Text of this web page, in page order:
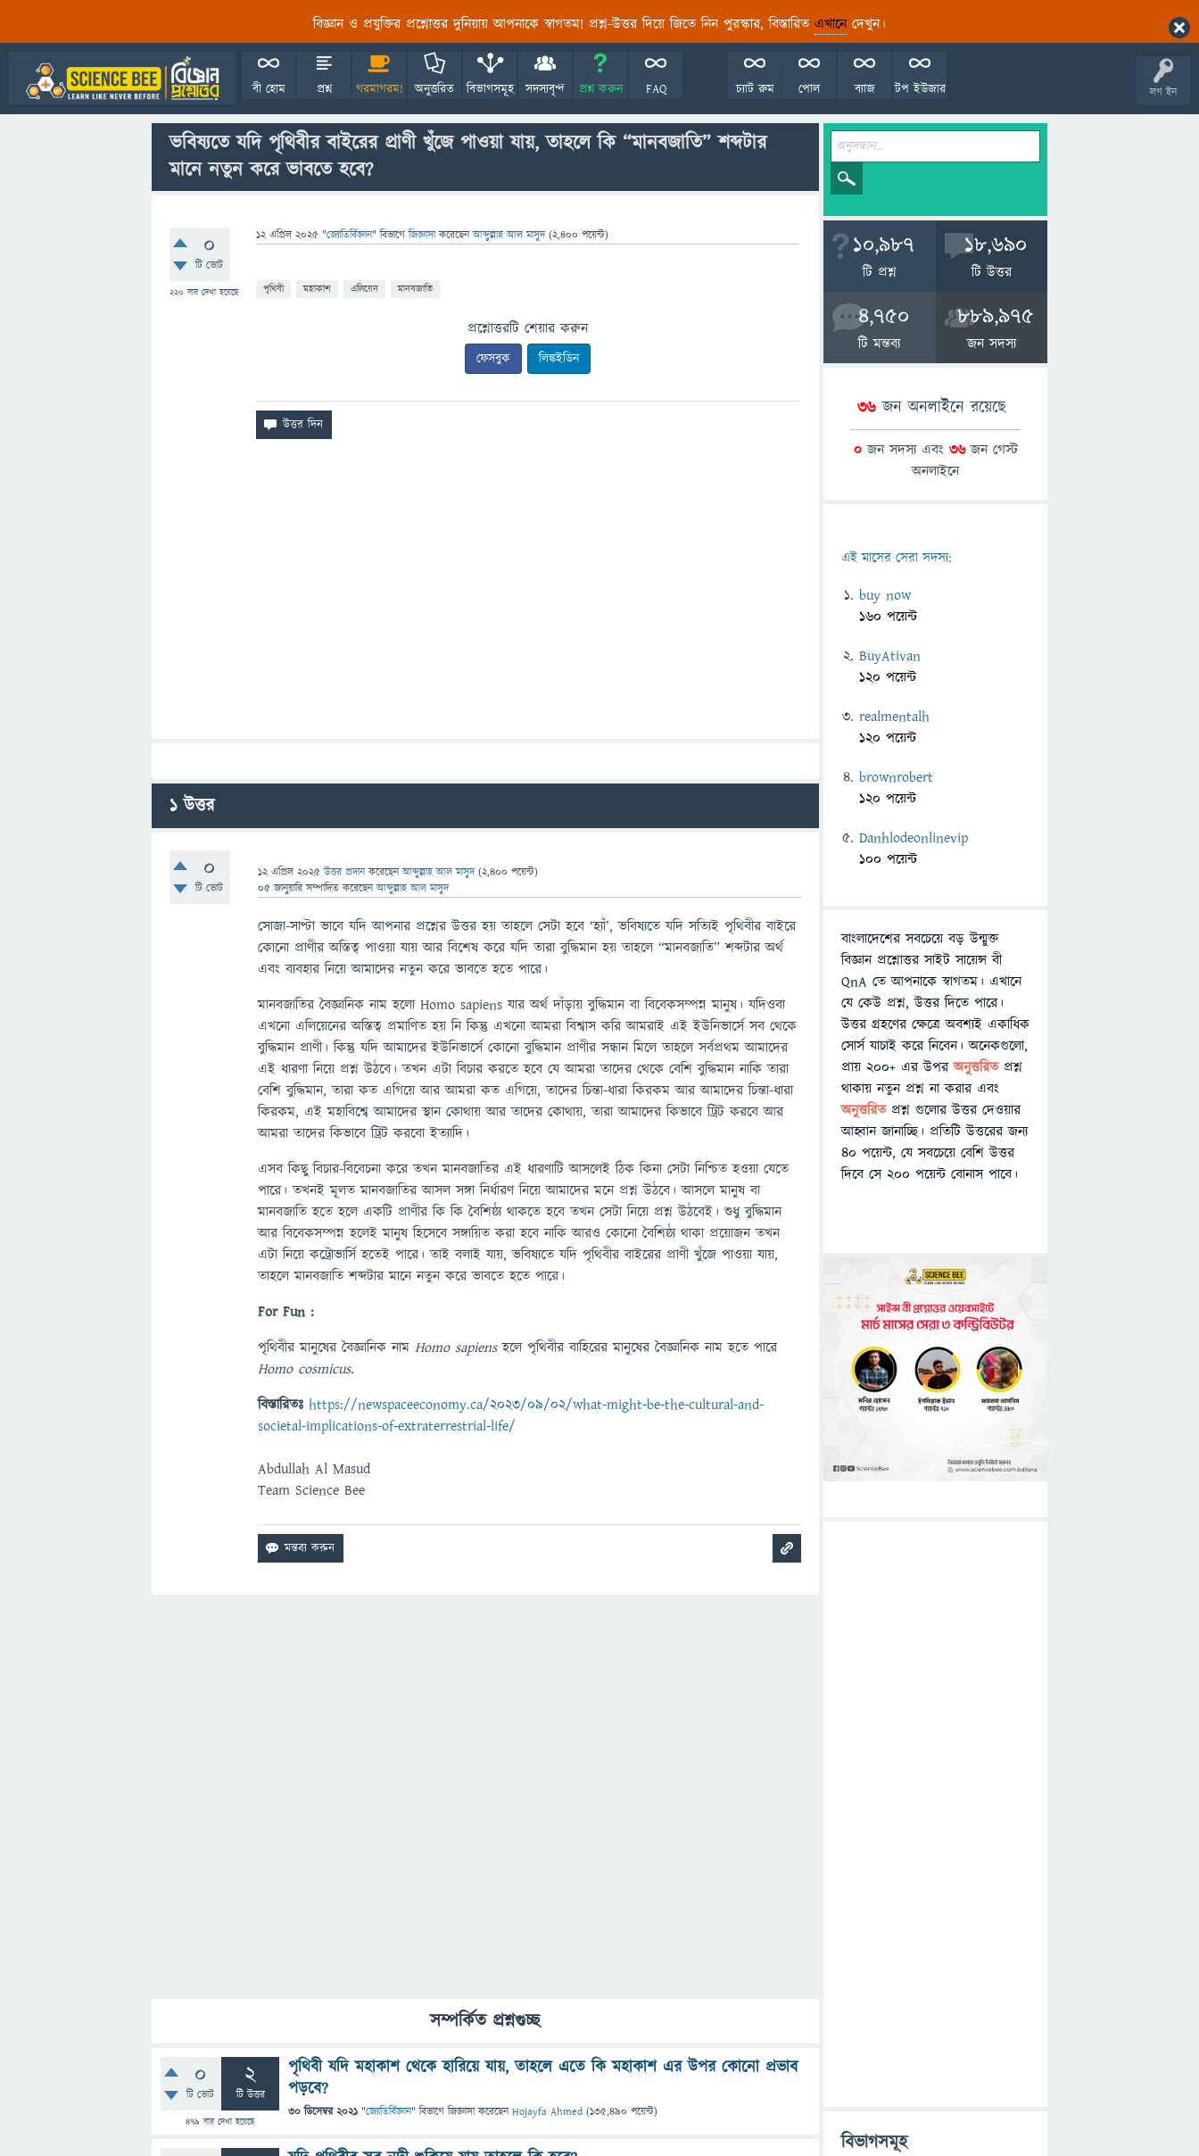
বিজ্ঞান ও প্রযুক্তির প্রশ্নোত্তর দুনিয়ায় আপনাকে স্বাগতম! প্রশ্ন-উত্তর দিয়ে জিতে নিন পুরস্কার, বিস্তারিত এখানেদেখুন।
লগ ইন
বী হোম প্রশ্ন গরমাগরম! অনুত্তরিত বিভাগসমূহ সদস্যবৃন্দ প্রশ্ন করুন FAQ টপ ইউজার
ব্যাজ
পোল
চ্যাট রুম
ভবিষ্যতে যদি পৃথিবীর বাইরের প্রাণী খুঁজে পাওয়া যায়, তাহলে কি “মানবজাতি” শব্দটার
মানে নতুন করে ভাবতে হবে?
0
টি ভোট
220 বার দেখা হয়েছে
12 এপ্রিল 2025 "জ্যোতির্বিজ্ঞান" বিভাগে জিজ্ঞাসাকরেছেনআব্দুল্লাহ আল মাসুদ (2,400 পয়েন্ট)
পৃথিবী মহাকাশ এলিয়েন মানবজাতি
প্রশ্নোত্তরটি শেয়ার করুন
ফেসবুক লিঙ্কইডিন
1উত্তর
0
টি ভোট
12 এপ্রিল 2025 উত্তর প্রদান করেছেনআব্দুল্লাহ আল মাসুদ (2,400 পয়েন্ট)
05 জানুয়ারি সম্পাদিত করেছেনআব্দুল্লাহ আল মাসুদ
সোজা-সাপ্টা ভাবে যদি আপনার প্রশ্নের উত্তর হয় তাহলে সেটা হবে ‘হ্যাঁ’, ভবিষ্যতে যদি সত্যিই পৃথিবীর বাইরে
কোনো প্রাণীর অস্তিত্ব পাওয়া যায় আর বিশেষ করে যদি তারা বুদ্ধিমান হয় তাহলে “মানবজাতি” শব্দটার অর্থ
এবং ব্যবহার নিয়ে আমাদের নতুন করে ভাবতে হতে পারে।
মানবজাতির বৈজ্ঞানিক নাম হলো Homo sapiens যার অর্থ দাঁড়ায় বুদ্ধিমান বা বিবেকসম্পন্ন মানুষ। যদিওবা
এখনো এলিয়েনের অস্তিত্ব প্রমাণিত হয় নি কিন্তু এখনো আমরা বিশ্বাস করি আমরাই এই ইউনিভার্সে সব থেকে
বুদ্ধিমান প্রাণী। কিন্তু যদি আমাদের ইউনিভার্সে কোনো বুদ্ধিমান প্রাণীর সন্ধান মিলে তাহলে সর্বপ্রথম আমাদের
এই ধারণা নিয়ে প্রশ্ন উঠবে। তখন এটা বিচার করতে হবে যে আমরা তাদের থেকে বেশি বুদ্ধিমান নাকি তারা
বেশি বুদ্ধিমান, তারা কত এগিয়ে আর আমরা কত এগিয়ে, তাদের চিন্তা-ধারা কিরকম আর আমাদের চিন্তা-ধারা
কিরকম, এই মহাবিশ্বে আমাদের স্থান কোথায় আর তাদের কোথায়, তারা আমাদের কিভাবে ট্রিট করবে আর
আমরা তাদের কিভাবে ট্রিট করবো ইত্যাদি।
এসব কিছু বিচার-বিবেচনা করে তখন মানবজাতির এই ধারণাটি আসলেই ঠিক কিনা সেটা নিশ্চিত হওয়া যেতে
পারে। তখনই মূলত মানবজাতির আসল সঙ্গা নির্ধারণ নিয়ে আমাদের মনে প্রশ্ন উঠবে। আসলে মানুষ বা
মানবজাতি হতে হলে একটি প্রাণীর কি কি বৈশিষ্ঠ্য থাকতে হবে তখন সেটা নিয়ে প্রশ্ন উঠবেই। শুধু বুদ্ধিমান
আর বিবেকসম্পন্ন হলেই মানুষ হিসেবে সঙ্গায়িত করা হবে নাকি আরও কোনো বৈশিষ্ঠ্য থাকা প্রয়োজন তখন
এটা নিয়ে কট্রোভার্সি হতেই পারে। তাই বলাই যায়, ভবিষ্যতে যদি পৃথিবীর বাইরের প্রাণী খুঁজে পাওয়া যায়,
তাহলে মানবজাতি শব্দটার মানে নতুন করে ভাবতে হতে পারে।
For Fun :
পৃথিবীর মানুষের বৈজ্ঞানিক নামHomo sapiensহলে পৃথিবীর বাহিরের মানুষের বৈজ্ঞানিক নাম হতে পারে
Homo cosmicus.
বিস্তারিতঃ https://newspaceeconomy.ca/2023/09/02/what-might-be-the-cultural-and-
societal-implications-of-extraterrestrial-life/
Abdullah Al Masud
Team Science Bee
সম্পর্কিত প্রশ্নগুচ্ছ
0
টি ভোট
2
টি উত্তর
479 বার দেখা হয়েছে
পৃথিবী যদি মহাকাশ থেকে হারিয়ে যায়, তাহলে এতে কি মহাকাশ এর উপর কোনো প্রভাব
পড়বে?
30 ডিসেম্বর 2021 "জ্যোতির্বিজ্ঞান" বিভাগে জিজ্ঞাসাকরেছেনHojayfa Ahmed (135,490 পয়েন্ট)
10,987
টি প্রশ্ন
18,690
টি উত্তর
4,750
টি মন্তব্য
889,975
জন সদস্য
36 জন অনলাইনে রয়েছে
0জন সদস্য এবং 36জন গেস্ট
অনলাইনে
এই মাসের সেরা সদস্য:
buy now
160 পয়েন্ট
BuyAtivan
120 পয়েন্ট
realmentalh
120 পয়েন্ট
brownrobert
120 পয়েন্ট
Danhlodeonlinevip
100 পয়েন্ট
বাংলাদেশের সবচেয়ে বড় উন্মুক্ত
বিজ্ঞান প্রশ্নোত্তর সাইট সায়েন্স বী
QnA তে আপনাকে স্বাগতম। এখানে
যে কেউ প্রশ্ন, উত্তর দিতে পারে।
উত্তর গ্রহণের ক্ষেত্রে অবশ্যই একাধিক
সোর্স যাচাই করে নিবেন। অনেকগুলো,
প্রায় ২০০+ এর উপরঅনুত্তরিতপ্রশ্ন
থাকায় নতুন প্রশ্ন না করার এবং
অনুত্তরিত প্রশ্ন গুলোর উত্তর দেওয়ার
আহ্বান জানাচ্ছি। প্রতিটি উত্তরের জন্য
৪০ পয়েন্ট, যে সবচেয়ে বেশি উত্তর
দিবে সে ২০০ পয়েন্ট বোনাস পাবে।
বিভাগসমূহ